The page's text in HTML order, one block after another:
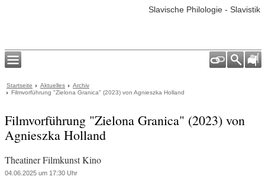
Slavische Philologie - Slavistik
Startseite Aktuelles
Archiv
Filmvorführung "Zielona Granica" (2023) von Agnieszka Holland
Filmvorführung "Zielona Granica" (2023) von
Agnieszka Holland
Theatiner Filmkunst Kino
04.06.2025 um 17:30 Uhr